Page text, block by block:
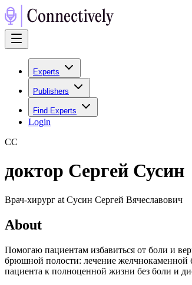
Experts
Publishers
Find Experts
Login
СС
доктор Сергей Сусин
Врач-хирург at Сусин Сергей Вячеславович
About
Помогаю пациентам избавиться от боли и
брюшной полости: лечение желчнокаменной
пациента к полноценной жизни без боли и